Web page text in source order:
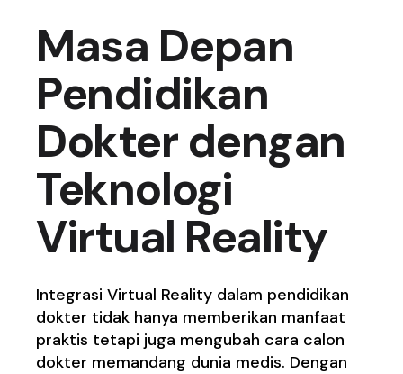
Masa Depan
Pendidikan
Dokter dengan
Teknologi
Virtual Reality
Integrasi Virtual Reality dalam pendidikan
dokter tidak hanya memberikan manfaat
praktis tetapi juga mengubah cara calon
dokter memandang dunia medis. Dengan